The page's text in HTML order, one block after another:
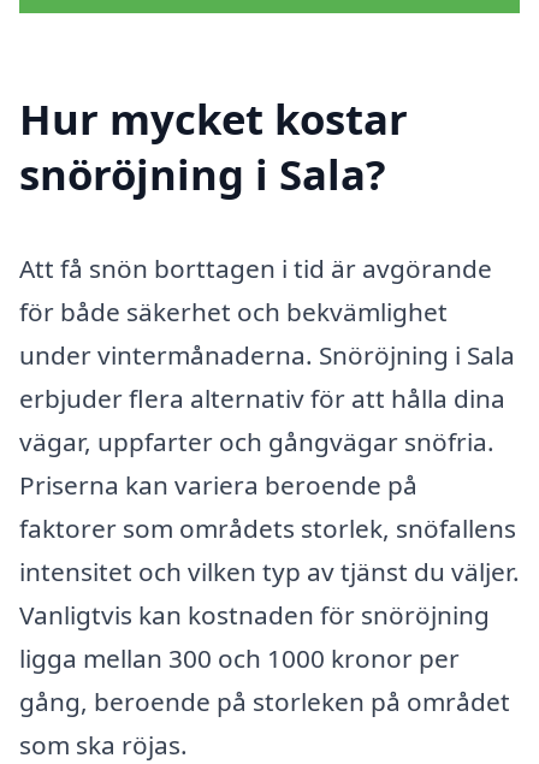
Hur mycket kostar
snöröjning i Sala?
Att få snön borttagen i tid är avgörande
för både säkerhet och bekvämlighet
under vintermånaderna. Snöröjning i Sala
erbjuder flera alternativ för att hålla dina
vägar, uppfarter och gångvägar snöfria.
Priserna kan variera beroende på
faktorer som områdets storlek, snöfallens
intensitet och vilken typ av tjänst du väljer.
Vanligtvis kan kostnaden för snöröjning
ligga mellan 300 och 1000 kronor per
gång, beroende på storleken på området
som ska röjas.